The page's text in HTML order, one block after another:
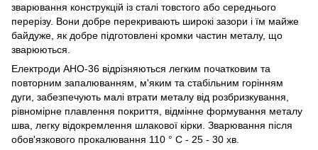
зварювання конструкцій із сталі товстого або середнього
перерізу. Вони добре перекривають широкі зазори і їм майже
байдуже, як добре підготовлені кромки частин металу, що
зварюються.
Електроди АНО-36 відрізняються легким початковим та
повторним запалюванням, м'яким та стабільним горінням
дуги, забезпечують малі втрати металу від розбризкування,
рівномірне плавлення покриття, відмінне формування металу
шва, легку відокремлення шлакової кірки. Зварювання після
обов'язкового прокалювання 110 ° С - 25 - 30 хв.